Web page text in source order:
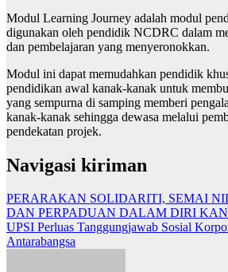
Modul Learning Journey adalah modul
digunakan oleh pendidik NCDRC dalam
dan pembelajaran yang menyeronokkan.
Modul ini dapat memudahkan pendidik
pendidikan awal kanak-kanak untuk
yang sempurna di samping memberi
kanak-kanak sehingga dewasa melalui
pendekatan projek.
Navigasi kiriman
PERARAKAN SOLIDARITI, SEMAI
DAN PERPADUAN DALAM DIRI
UPSI Perluas Tanggungjawab Sosial
Antarabangsa